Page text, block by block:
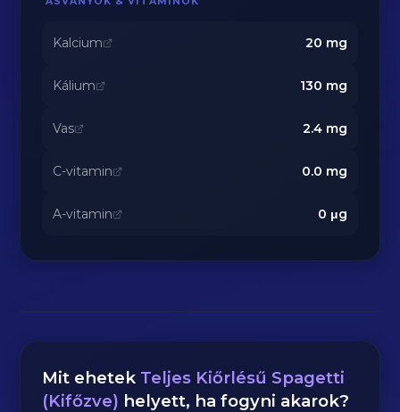
Kalcium 20 mg
Kálium 130 mg
Vas 2.4mg
C-vitamin 0.0 mg
A-vitamin 0 μg
Mit ehetek Teljes Kiőrlésű Spagetti
(Kifőzve) helyett, ha fogyni akarok?